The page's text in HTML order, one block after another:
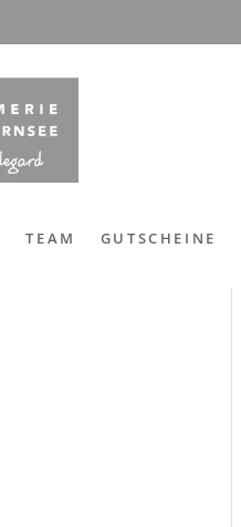
TEAM GUTSCHEINE